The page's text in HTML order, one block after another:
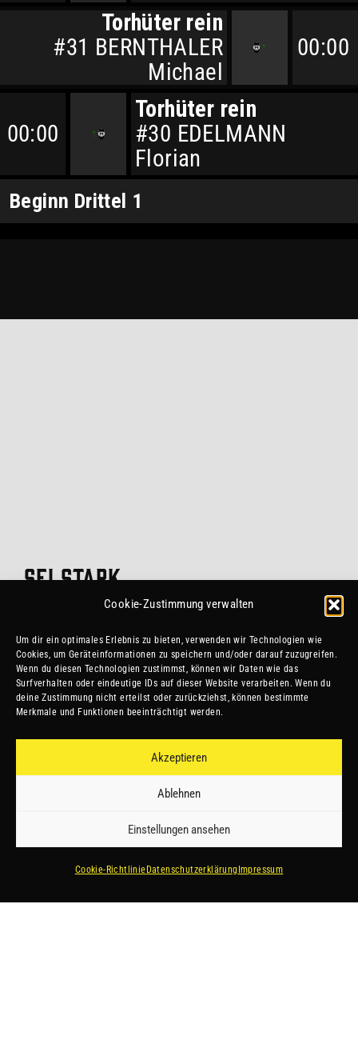
Cookie-Zustimmung verwalten
Um dir ein optimales Erlebnis zu bieten, verwenden wir Technologien wie
Cookies, um Geräteinformationen zu speichern und/oder darauf zuzugreifen.
Wenn du diesen Technologien zustimmst, können wir Daten wie das
Surfverhalten oder eindeutige IDs auf dieser Website verarbeiten. Wenn du
deine Zustimmung nicht erteilst oder zurückziehst, können bestimmte
Merkmale und Funktionen beeinträchtigt werden.
Akzeptieren
Ablehnen
Einstellungen ansehen
Cookie-Richtlinie Datenschutzerklärung Impressum
00:00
Torhüter rein
#31 BERNTHALER
Michael
00:00
Torhüter rein
#30 EDELMANN
Florian
Beginn Drittel 1
SEI STARK.
SEI SCHNELL.
SEI EIN CELTIC
Datenschutz
Impressum
Vereinssatzung
#esvtceltics